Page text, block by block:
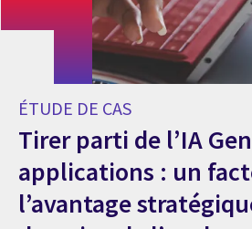
ÉTUDE DE CAS
Tirer parti de l’IA
applications : un
l’avantage